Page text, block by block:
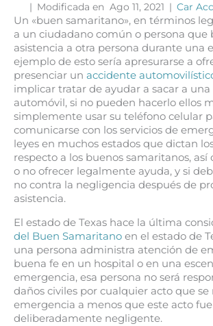
| Modificada en Ago 11, 2021 | Car
Un «buen samaritano», en términos
a un ciudadano común o persona que
asistencia a otra persona durante una
ejemplo de esto sería apresurarse a
presenciar un accidente
implicar tratar de ayudar a sacar a una
automóvil, si no pueden hacerlo ellos
simplemente usar su teléfono celular
comunicarse con los servicios de
leyes en muchos estados que dictan
respecto a los buenos samaritanos, así
o no ofrecer legalmente ayuda, y si
no contra la negligencia después de
asistencia.
El estado de Texas hace la última
del Buen Samaritano en el estado de
una persona administra atención de
buena fe en un hospital o en una
emergencia, esa persona no será
daños civiles por cualquier acto que se
emergencia a menos que este acto
deliberadamente negligente.